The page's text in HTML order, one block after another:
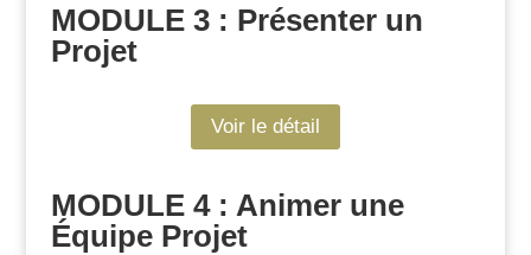
MODULE 3 : Présenter un
Projet
Voir le détail
MODULE 4 : Animer une
Équipe Projet